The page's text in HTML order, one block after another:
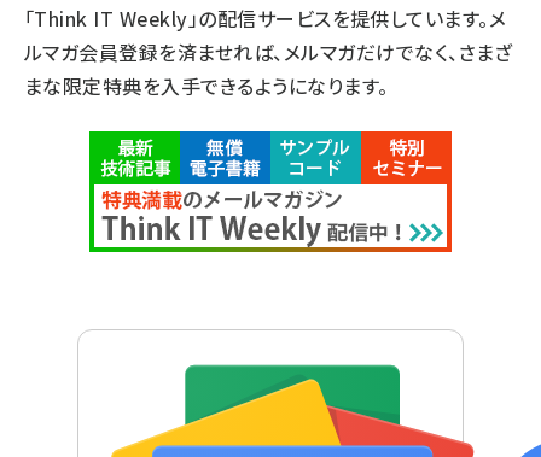
「Think IT Weekly」の配信サービスを提供しています。メ
ルマガ会員登録を済ませれば、メルマガだけでなく、さまざ
まな限定特典を入手できるようになります。